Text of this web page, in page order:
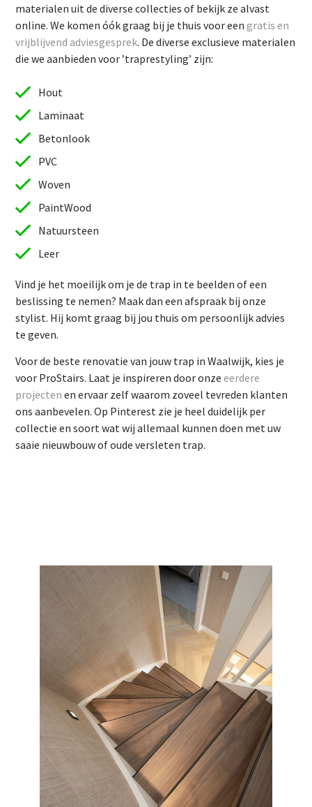
materialen uit de diverse collecties of bekijk ze alvast
online. We komen óók graag bij je thuis voor eengratis en
vrijblijvend adviesgesprek. De diverse exclusieve materialen
die we aanbieden voor ’traprestyling’ zijn:
Hout
Laminaat
Betonlook
PVC
Woven
PaintWood
Natuursteen
Leer
Vind je het moeilijk om je de trap in te beelden of een
beslissing te nemen? Maak dan een afspraak bij onze
stylist. Hij komt graag bij jou thuis om persoonlijk advies
te geven.
Voor de beste renovatie van jouw trap in Waalwijk, kies je
voor ProStairs. Laat je inspireren door onzeeerdere
projecten en ervaar zelf waarom zoveel tevreden klanten
ons aanbevelen. Op Pinterest zie je heel duidelijk per
collectie en soort wat wij allemaal kunnen doen met uw
saaie nieuwbouw of oude versleten trap.
beslissing te nemen? Maak dan een afspraak bij onze
stylist. Hij komt graag bij jou thuis om persoonlijk advies
te geven.
Voor de beste renovatie van jouw trap in Waalwijk, kies je
voor ProStairs. Laat je inspireren door onze